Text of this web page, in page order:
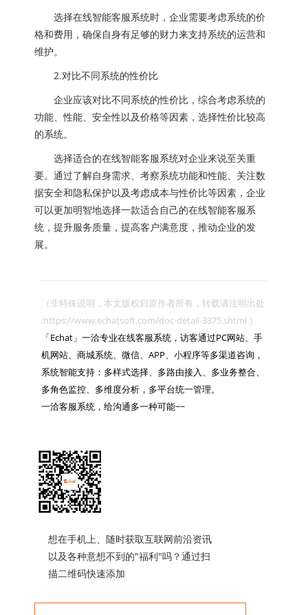
选择在线智能客服系统时，企业需要考虑系统的价
格和费用，确保自身有足够的财力来支持系统的运营和
维护。
2.对比不同系统的性价比
企业应该对比不同系统的性价比，综合考虑系统的
功能、性能、安全性以及价格等因素，选择性价比较高
的系统。
选择适合的在线智能客服系统对企业来说至关重
要。通过了解自身需求、考察系统功能和性能、关注数
据安全和隐私保护以及考虑成本与性价比等因素，企业
可以更加明智地选择一款适合自己的在线智能客服系
统，提升服务质量，提高客户满意度，推动企业的发
展。
（非特殊说明，本文版权归原作者所有，转载请注明出处
:https://www.echatsoft.com/doc-detail-3375.shtml ）
「Echat」一洽专业在线客服系统，访客通过PC网站、手
机网站、商城系统、微信、APP、小程序等多渠道咨询，
系统智能支持：多样式选择、多路由接入、多业务整合、
多角色监控、多维度分析，多平台统一管理。
一洽客服系统，给沟通多一种可能~~
想在手机上、随时获取互联网前沿资讯
以及各种意想不到的"福利"吗？通过扫
描二维码快速添加